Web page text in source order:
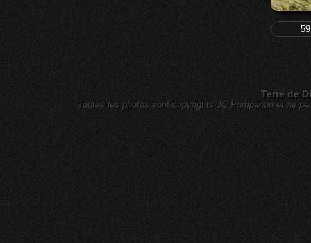
Terre de
Toutes les photos sont copyrights JC Pompanon et ne